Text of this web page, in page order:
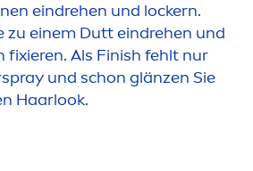
eindrehen und lockern.
zu einem Dutt eindrehen und
fixieren. Als Finish fehlt nur
und schon glänzen Sie
Haarlook.